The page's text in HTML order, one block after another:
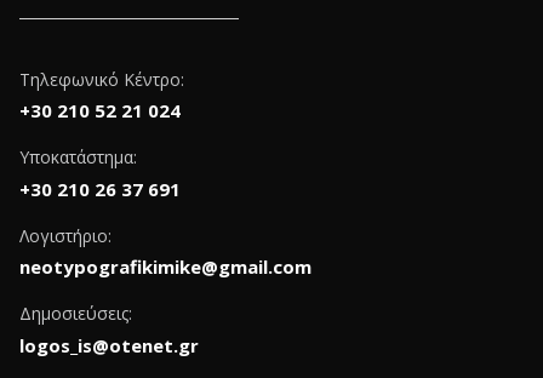
Τηλεφωνικό Κέντρο:
+30 210 52 21 024
Υποκατάστημα:
+30 210 26 37 691
Λογιστήριο:
neotypografikimike@gmail.com
Δημοσιεύσεις:
logos_is@otenet.gr